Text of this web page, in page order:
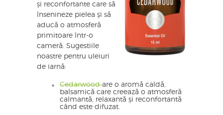
și reconfortante care să
însenineze pielea și să
aducă o atmosferă
primitoare într-o
cameră. Sugestiile
noastre pentru uleiuri
de iarnă:
Cedarwoodare o aromă caldă,
balsamică care creează o atmosferă
calmantă, relaxantă și reconfortantă
când este difuzat.